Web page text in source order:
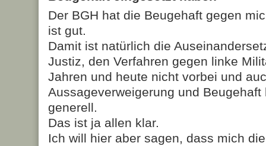
Der BGH hat die Beugehaft gegen
ist gut.
Damit ist natürlich die
Justiz, den Verfahren gegen linke
Jahren und heute nicht vorbei und
Aussageverweigerung und
generell.
Das ist ja allen klar.
Ich will hier aber sagen, dass mich